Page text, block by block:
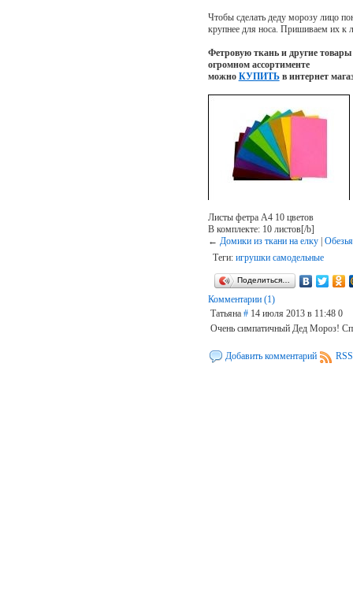
Чтобы сделать деду морозу лицо
крупнее для носа. Пришиваем их к
Фетровую ткань и другие товары
огромном ассортименте
можно КУПИТЬв интернет
Листы фетра А4 10 цветов
В комплекте: 10 листов[/b]
← Домики из ткани на елку|
Теги: игрушки самодельные
Поделиться…
Комментарии (1)
Татьяна # 14 июля 2013 в 11:48 0
Очень симпатичный Дед Мороз!
Добавить комментарий